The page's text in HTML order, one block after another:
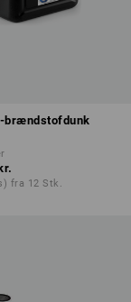
brændstofdunk
fra 12 Stk.